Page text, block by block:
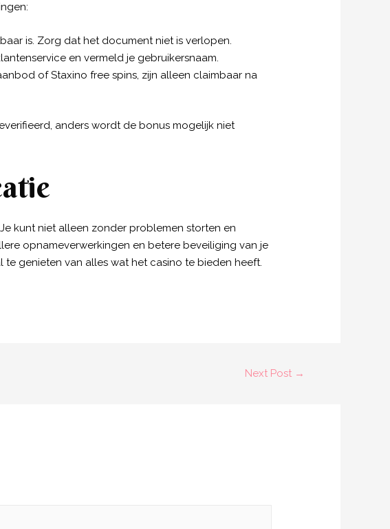
is. Zorg dat het document niet is verlopen.
en vermeld je gebruikersnaam.
of Staxino free spins, zijn alleen claimbaar na
anders wordt de bonus mogelijk niet
kunt niet alleen zonder problemen storten en
opnameverwerkingen en betere beveiliging van je
genieten van alles wat het casino te bieden heeft.
Next Post →